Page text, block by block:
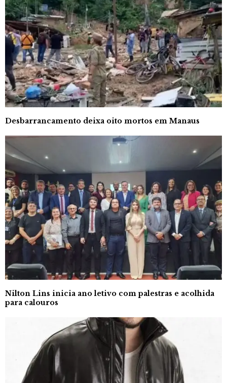
Desbarrancamento deixa oito mortos em Manaus
Nilton Lins inicia ano letivo com palestras e acolhida
para calouros